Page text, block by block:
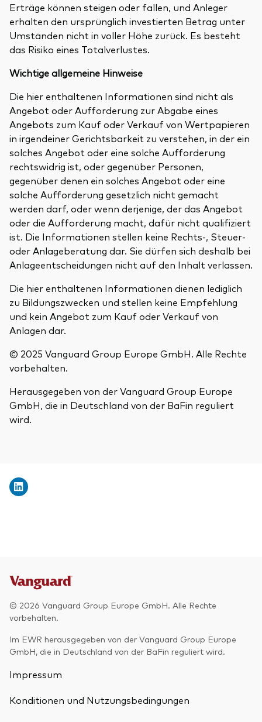
Erträge können steigen oder fallen, und Anleger
erhalten den ursprünglich investierten Betrag unter
Umständen nicht in voller Höhe zurück. Es besteht
das Risiko eines Totalverlustes.
Wichtige allgemeine Hinweise
Die hier enthaltenen Informationen sind nicht als
Angebot oder Aufforderung zur Abgabe eines
Angebots zum Kauf oder Verkauf von Wertpapieren
in irgendeiner Gerichtsbarkeit zu verstehen, in der ein
solches Angebot oder eine solche Aufforderung
rechtswidrig ist, oder gegenüber Personen,
gegenüber denen ein solches Angebot oder eine
solche Aufforderung gesetzlich nicht gemacht
werden darf, oder wenn derjenige, der das Angebot
oder die Aufforderung macht, dafür nicht qualifiziert
ist. Die Informationen stellen keine Rechts-, Steuer-
oder Anlageberatung dar. Sie dürfen sich deshalb bei
Anlageentscheidungen nicht auf den Inhalt verlassen.
Die hier enthaltenen Informationen dienen lediglich
zu Bildungszwecken und stellen keine Empfehlung
und kein Angebot zum Kauf oder Verkauf von
Anlagen dar.
© 2025 Vanguard Group Europe GmbH. Alle Rechte
vorbehalten.
Herausgegeben von der Vanguard Group Europe
GmbH, die in Deutschland von der BaFin reguliert
wird.
© 2026 Vanguard Group Europe GmbH. Alle Rechte
vorbehalten.
Im EWR herausgegeben von der Vanguard Group Europe
GmbH, die in Deutschland von der BaFin reguliert wird.
Impressum
Konditionen und Nutzungsbedingungen